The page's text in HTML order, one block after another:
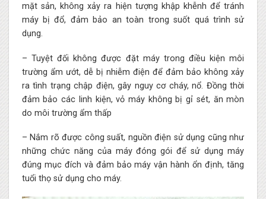
mặt sản, không xảy ra hiện tượng khập khễnh để tránh
máy bị đổ, đảm bảo an toàn trong suốt quá trình sử
dụng.
– Tuyệt đối không được đặt máy trong điều kiện môi
trường ẩm ướt, dễ bị nhiễm điện để đảm bảo không xảy
ra tình trạng chập điện, gây nguy cơ cháy, nổ. Đồng thời
đảm bảo các linh kiện, vỏ máy không bị gỉ sét, ăn mòn
do môi trường ẩm thấp
– Nắm rõ được công suất, nguồn điện sử dụng cũng như
những chức năng của máy đóng gói để sử dụng máy
đúng mục đích và đảm bảo máy vận hành ổn định, tăng
tuổi thọ sử dụng cho máy.